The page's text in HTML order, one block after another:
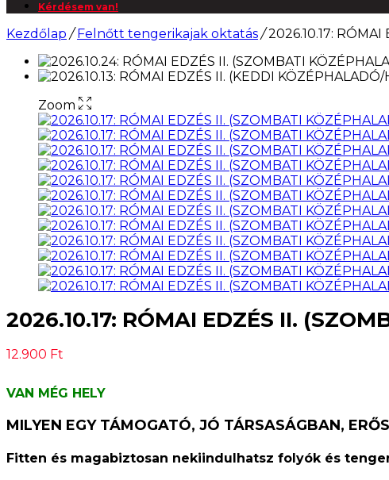
Kérdésem van!
Kezdőlap / Felnőtt tengerikajak oktatás /2026.10.17: RÓMAI
Zoom
2026.10.17: RÓMAI EDZÉS II.
12.900 Ft
VAN MÉG HELY
MILYEN EGY TÁMOGATÓ, JÓ TÁRSASÁGBAN,
Fitten és magabiztosan nekiindulhatsz folyók és